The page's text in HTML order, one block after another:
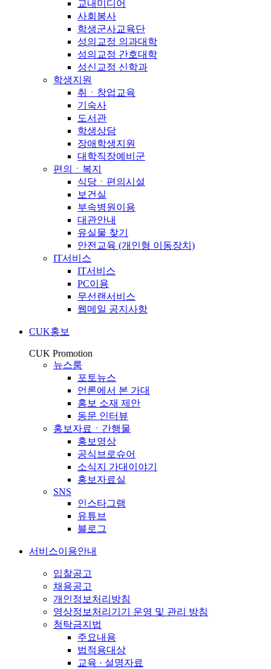
교내미디어
사회봉사
학생군사교육단
성의교정 의과대학
성의교정 간호대학
성신교정 신학과
학생지원
취ㆍ창업교육
기숙사
도서관
학생상담
장애학생지원
대학직장예비군
편의ㆍ복지
식당ㆍ편의시설
보건실
부속병원이용
대관안내
유실물 찾기
안전교육 (개인형 이동장치)
IT서비스
IT서비스
PC이용
무선랜서비스
웹메일 공지사항
CUK홍보
CUK Promotion
뉴스룸
포토뉴스
언론에서 본 가대
홍보 소재 제안
동문 인터뷰
홍보자료ㆍ간행물
홍보영상
공식브로슈어
소식지 가대이야기
홍보자료실
SNS
인스타그램
유튜브
블로그
서비스이용안내
입찰공고
채용공고
개인정보처리방침
영상정보처리기기 운영 및 관리 방침
청탁금지법
주요내용
법적용대상
교육 · 설명자료